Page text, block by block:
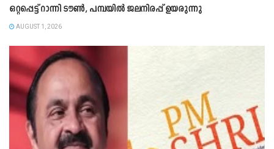
ഒറ്റപ്പെട്ട് റാന്നി ടൗൺ, പമ്പയിൽ ജലനിരപ്പ് ഉയരുന്നു
AUGUST 1, 2026